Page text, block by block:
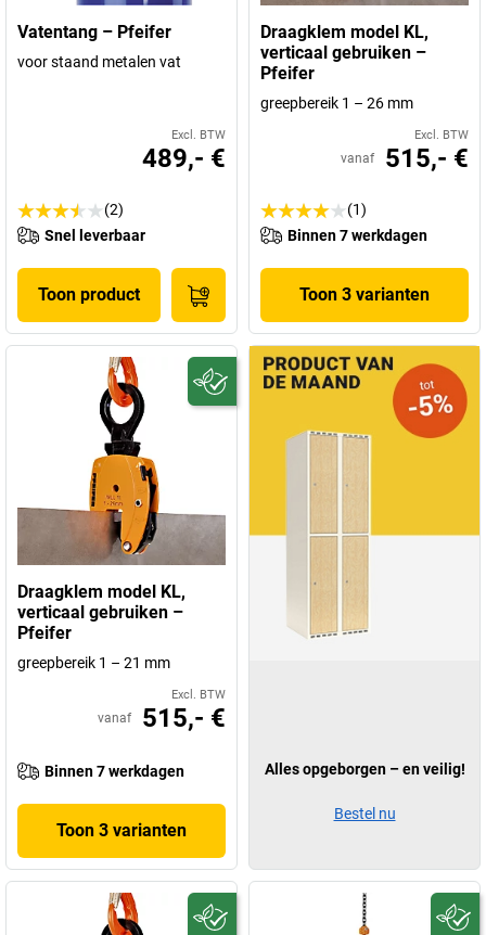
Vatentang – Pfeifer
voor staand metalen vat
Excl. BTW
489,- €
(2)
Snel leverbaar
Toon product
Draagklem model KL,
verticaal gebruiken –
Pfeifer
greepbereik 1 – 26 mm
Excl. BTW
vanaf 515,- €
(1)
Binnen 7 werkdagen
Toon 3 varianten
Draagklem model KL,
verticaal gebruiken –
Pfeifer
greepbereik 1 – 21 mm
Excl. BTW
vanaf 515,- €
Binnen 7 werkdagen
Toon 3 varianten
Alles opgeborgen – en veilig!
Bestel nu